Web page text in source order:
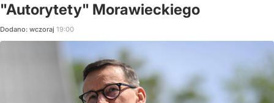
"Autorytety" Morawieckiego
Dodano: wczoraj 19:00